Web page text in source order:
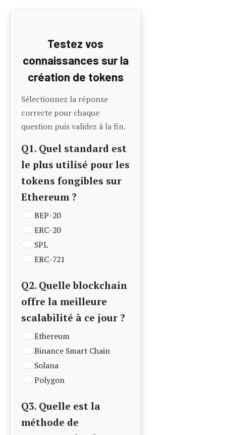
SPL
Q2. Quelle blockchain
offre la meilleure
scalabilité à ce jour ?
Ethereum
Binance Smart Chain
Solana
Polygon
Q3. Quelle est la
méthode de
consensus la plus
écologique ?
Preuve de travail
Preuve d’enjeu
Delegated Proof of Stake
Proof of Authority
Q4. Quelle plateforme
propose une interface
simplifiée pour créer
un token ?
Kaiba
Coinhouse
Ledger
Woleet